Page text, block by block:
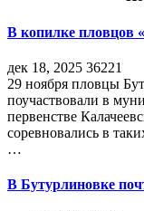
В копилке пловцов
дек 18, 2025 36221
29 ноября пловцы
поучаствовали в
первенстве
соревновались в
…
В Бутурлиновке